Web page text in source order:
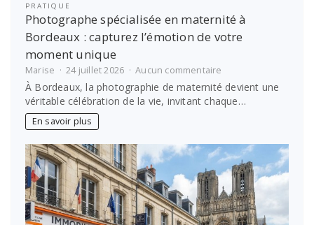
PRATIQUE
Photographe spécialisée en maternité à
Bordeaux : capturez l’émotion de votre
moment unique
Marise 24 juillet 2026 Aucun commentaire
Photographe
spécialisée
en
capturez
l’émotion
de
votre
moment
À Bordeaux, la photographie de maternité devient une
véritable célébration de la vie, invitant chaque…
En savoir plus